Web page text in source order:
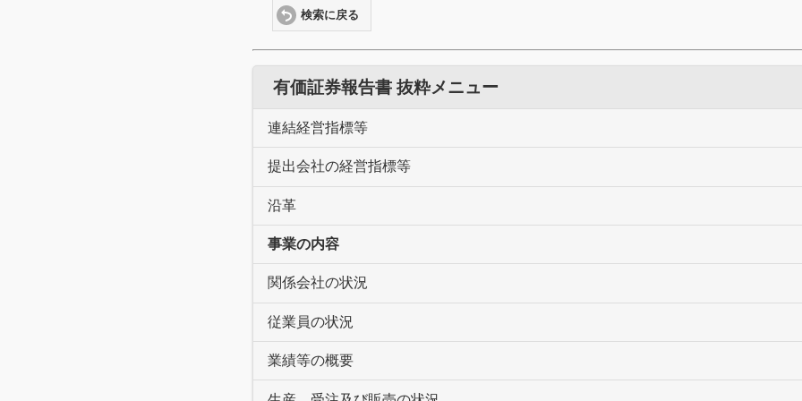
検索に戻る
有価証券報告書 抜粋メニュー
連結経営指標等
提出会社の経営指標等
沿革
事業の内容
関係会社の状況
従業員の状況
業績等の概要